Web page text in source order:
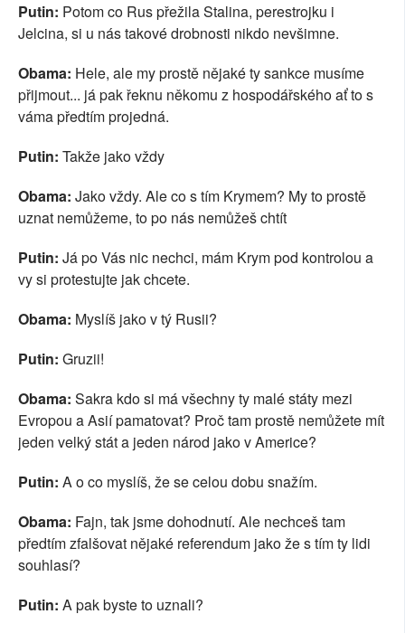
Putin: Potom co Rus přežila Stalina, perestrojku i
Jelcina, si u nás takové drobnosti nikdo nevšimne.
Obama: Hele, ale my prostě nějaké ty sankce musíme
přijmout... já pak řeknu někomu z hospodářského ať to s
váma předtím projedná.
Putin: Takže jako vždy
Obama: Jako vždy. Ale co s tím Krymem? My to prostě
uznat nemůžeme, to po nás nemůžeš chtít
Putin: Já po Vás nic nechci, mám Krym pod kontrolou a
vy si protestujte jak chcete.
Obama: Myslíš jako v tý Rusii?
Putin: Gruzii!
Obama: Sakra kdo si má všechny ty malé státy mezi
Evropou a Asií pamatovat? Proč tam prostě nemůžete mít
jeden velký stát a jeden národ jako v Americe?
Putin: A o co myslíš, že se celou dobu snažím.
Obama: Fajn, tak jsme dohodnutí. Ale nechceš tam
předtím zfalšovat nějaké referendum jako že s tím ty lidi
souhlasí?
Putin: A pak byste to uznali?